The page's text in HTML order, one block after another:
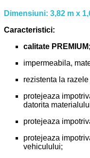
Dimensiuni: 3,82 m x
Caracteristici:
calitate PREMIUM;
impermeabila,
rezistenta la
protejeaza
datorita
protejeaza
protejeaza
vehiculului;